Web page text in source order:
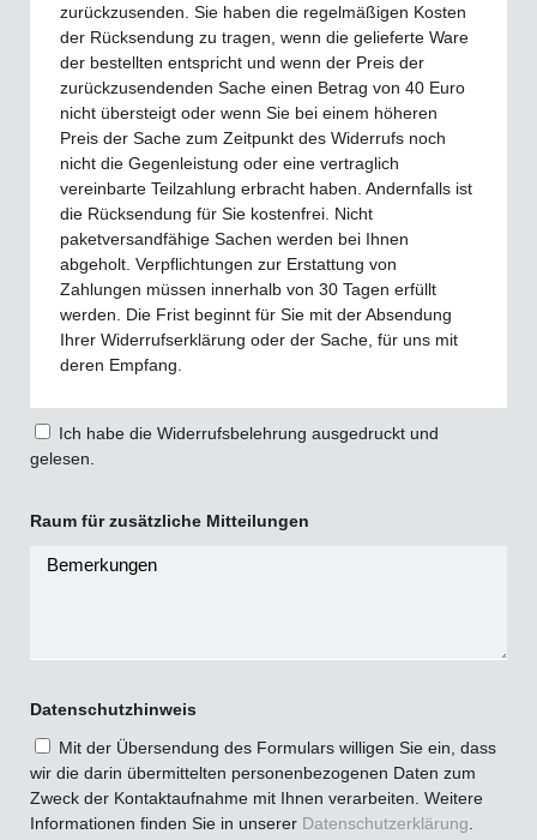
zurückzusenden. Sie haben die regelmäßigen Kosten
der Rücksendung zu tragen, wenn die gelieferte Ware
der bestellten entspricht und wenn der Preis der
zurückzusendenden Sache einen Betrag von 40 Euro
nicht übersteigt oder wenn Sie bei einem höheren
Preis der Sache zum Zeitpunkt des Widerrufs noch
nicht die Gegenleistung oder eine vertraglich
vereinbarte Teilzahlung erbracht haben. Andernfalls ist
die Rücksendung für Sie kostenfrei. Nicht
paketversandfähige Sachen werden bei Ihnen
abgeholt. Verpflichtungen zur Erstattung von
Zahlungen müssen innerhalb von 30 Tagen erfüllt
werden. Die Frist beginnt für Sie mit der Absendung
Ihrer Widerrufserklärung oder der Sache, für uns mit
deren Empfang.
Ich habe die Widerrufsbelehrung ausgedruckt und
gelesen.
Raum für zusätzliche Mitteilungen
Datenschutzhinweis
Mit der Übersendung des Formulars willigen Sie ein, dass
wir die darin übermittelten personenbezogenen Daten zum
Zweck der Kontaktaufnahme mit Ihnen verarbeiten. Weitere
Informationen finden Sie in unserer Datenschutzerklärung